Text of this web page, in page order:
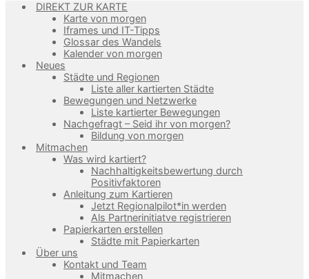
DIREKT ZUR KARTE
Karte von morgen
Iframes und IT-Tipps
Glossar des Wandels
Kalender von morgen
Neues
Städte und Regionen
Liste aller kartierten Städte
Bewegungen und Netzwerke
Liste kartierter Bewegungen
Nachgefragt – Seid ihr von morgen?
Bildung von morgen
Mitmachen
Was wird kartiert?
Nachhaltigkeitsbewertung durch
Positivfaktoren
Anleitung zum Kartieren
Jetzt Regionalpilot*in werden
Als Partnerinitiatve registrieren
Papierkarten erstellen
Städte mit Papierkarten
Über uns
Kontakt und Team
Mitmachen